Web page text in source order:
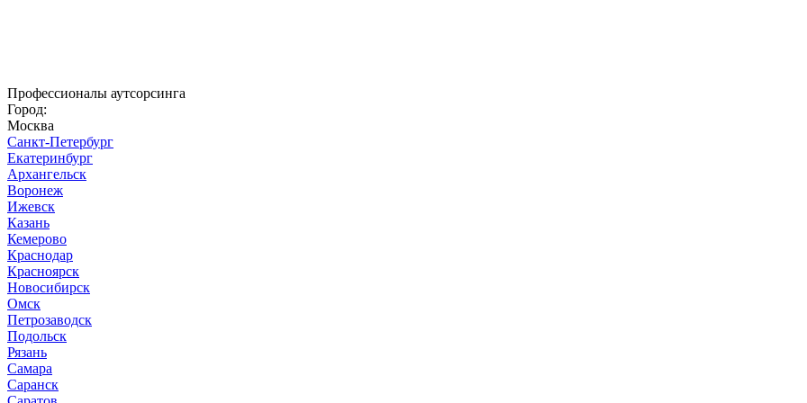
Профессионалы аутсорсинга
Город:
Москва
Санкт-Петербург
Екатеринбург
Архангельск
Воронеж
Ижевск
Казань
Кемерово
Краснодар
Красноярск
Новосибирск
Омск
Петрозаводск
Подольск
Рязань
Самара
Саранск